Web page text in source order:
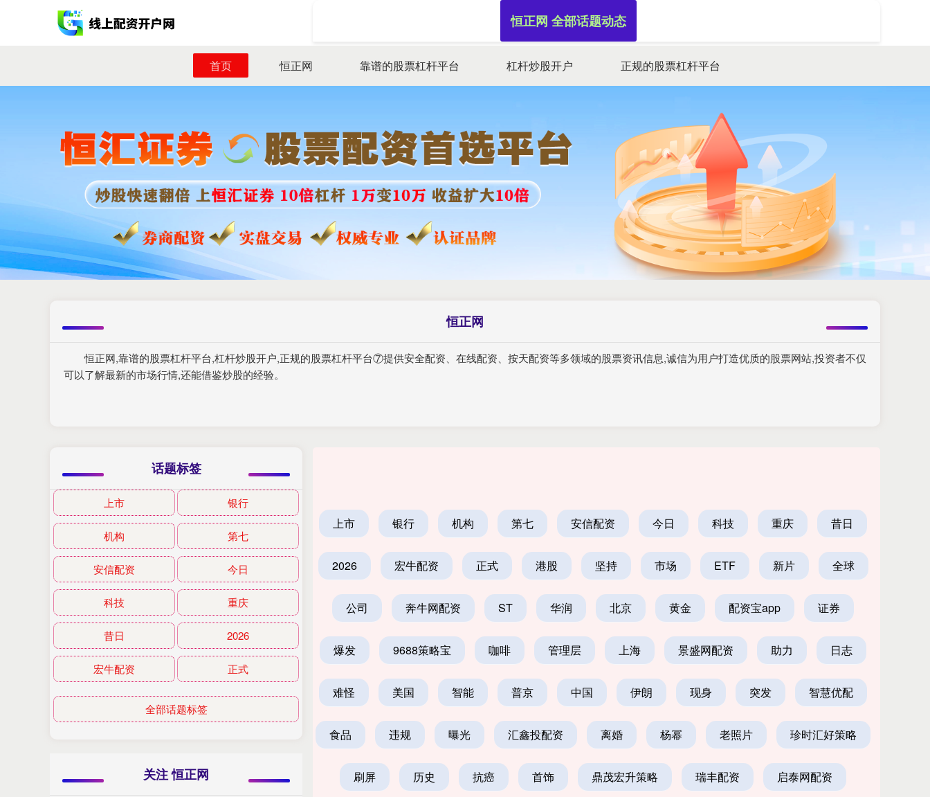
首页 恒正网 靠谱的股票杠杆平台 杠杆炒股开户 正规的股票杠杆平台
恒正网
恒正网,靠谱的股票杠杆平台,杠杆炒股开户,正规的股票杠杆平台⑦提供安全配资、在线配资、按天配资等多领域的股票资讯信息,诚信为用户打造优质的股票网站,投资者不仅
可以了解最新的市场行情,还能借鉴炒股的经验。
恒正网 全部话题动态
上市 银行 机构 第七 安信配资 今日 科技 重庆 昔日
2026 宏牛配资 正式 港股 坚持 市场 ETF 新片 全球
公司 奔牛网配资 ST 华润 北京 黄金 配资宝app 证券
爆发 9688策略宝 咖啡 管理层 上海 景盛网配资 助力 日志
难怪 美国 智能 普京 中国 伊朗 现身 突发 智慧优配
食品 违规 曝光 汇鑫投配资 离婚 杨幂 老照片 珍时汇好策略
刷屏 历史 抗癌 首饰 鼎茂宏升策略 瑞丰配资 启泰网配资
话题标签
上市 银行
机构 第七
安信配资 今日
科技 重庆
昔日 2026
宏牛配资 正式
全部话题标签
关注 恒正网